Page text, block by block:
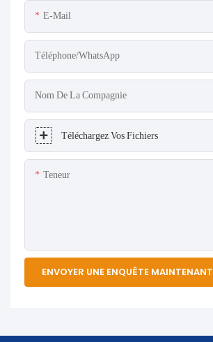
E-Mail
Téléphone/WhatsApp
Nom De La Compagnie
Téléchargez Vos Fichiers
Teneur
ENVOYER UNE ENQUÊTE MAINTENANT